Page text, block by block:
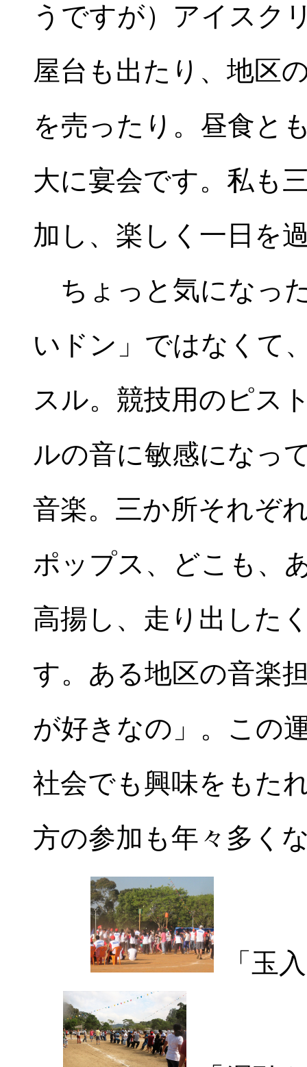
うですが）アイスク
屋台も出たり、地区
を売ったり。昼食と
大に宴会です。私も
加し、楽しく一日を
ちょっと気になっ
いドン」ではなくて
スル。競技用のピス
ルの音に敏感になっ
音楽。三か所それぞ
ポップス、どこも、
高揚し、走り出した
す。ある地区の音楽
が好きなの」。この
社会でも興味をもた
方の参加も年々多く
「玉